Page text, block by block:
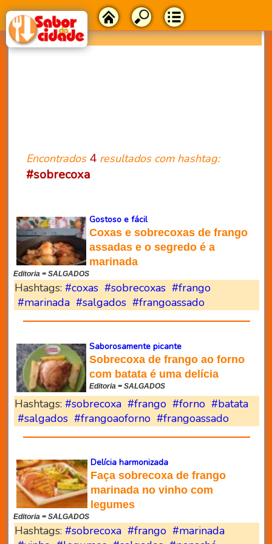
Encontrados 4 resultados com hashtag:
#sobrecoxa
Gostoso e fácil
Coxas e sobrecoxas de frango
assadas e o segredo é a
marinada
Editoria = SALGADOS
Hashtags: #coxas #sobrecoxas #frango
#marinada #salgados #frangoassado
Saborosamente picante
Sobrecoxa de frango ao forno
com batata é uma delícia
Editoria = SALGADOS
Hashtags: #sobrecoxa #frango #forno #batata
#salgados #frangoaoforno #frangoassado
Delícia harmonizada
Faça sobrecoxa de frango
marinada no vinho com
legumes
Editoria = SALGADOS
Hashtags: #sobrecoxa #frango #marinada